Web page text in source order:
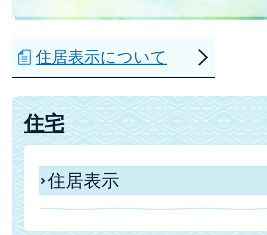
住居表示について
住宅
住居表示